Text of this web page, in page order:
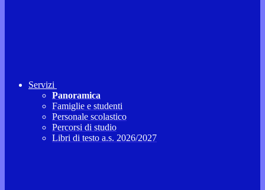
Servizi
Panoramica
Famiglie e studenti
Personale scolastico
Percorsi di studio
Libri di testo a.s. 2026/2027